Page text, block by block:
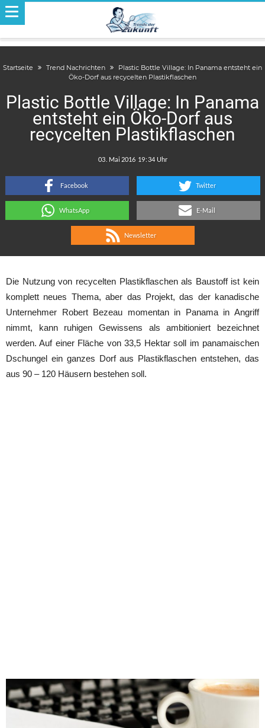
Startseite Trend Nachrichten
Plastic Bottle Village: In Panama entsteht ein
Öko-Dorf aus recycelten Plastikflaschen
Plastic Bottle Village: In Panama
entsteht ein Öko-Dorf aus
recycelten Plastikflaschen
:
Facebook Twitter
WhatsApp E-Mail
Newsletter
Die Nutzung von recycelten Plastikflaschen als Baustoff ist kein
komplett neues Thema, aber das Projekt, das der kanadische
Unternehmer Robert Bezeau momentan in Panama in Angriff
nimmt, kann ruhigen Gewissens als ambitioniert bezeichnet
werden. Auf einer Fläche von 33,5 Hektar soll im panamaischen
Dschungel ein ganzes Dorf aus Plastikflaschen entstehen, das
aus 90 – 120 Häusern bestehen soll.